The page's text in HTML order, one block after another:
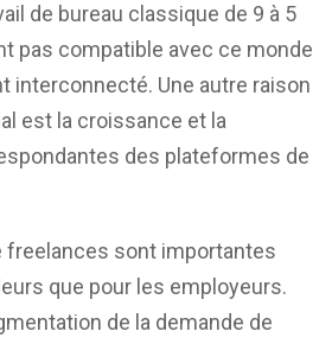
de bureau classique de 9 à 5
pas compatible avec ce monde
interconnecté. Une autre raison
est la croissance et la
des plateformes de
freelances sont importantes
que pour les employeurs.
de la demande de